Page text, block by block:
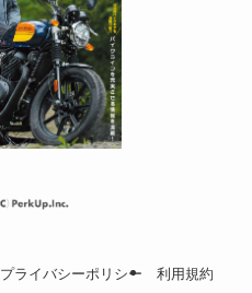
プライバシーポリシー 利用規約